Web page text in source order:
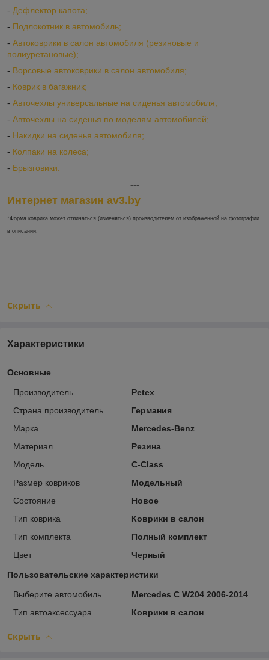
- Дефлектор капота;
- Подлокотник в автомобиль;
- Автоковрики в салон автомобиля (резиновые и
полиуретановые);
- Ворсовые автоковрики в салон автомобиля;
- Коврик в багажник;
- Авточехлы универсальные на сиденья автомобиля;
- Авточехлы на сиденья по моделям автомобилей;
- Накидки на сиденья автомобиля;
- Колпаки на колеса;
- Брызговики.
---
Интернет магазин av3.by
*Форма коврика может отличаться (изменяться) производителем от изображенной на фотографии
в описании.
Скрыть
Характеристики
Основные
Производитель
Petex
Страна производитель
Германия
Марка
Mercedes-Benz
Материал
Резина
Модель
C-Class
Размер ковриков
Модельный
Состояние
Новое
Тип коврика
Коврики в салон
Тип комплекта
Полный комплект
Цвет
Черный
Пользовательские характеристики
Выберите автомобиль
Mercedes C W204 2006-2014
Тип автоаксессуара
Коврики в салон
Скрыть